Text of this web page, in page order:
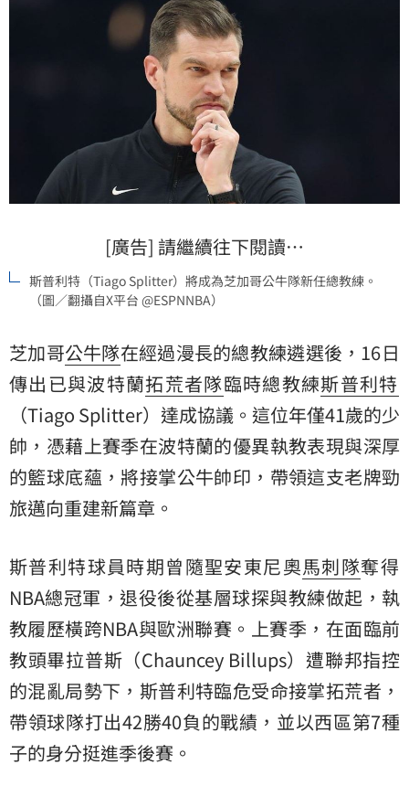
[廣告] 請繼續往下閱讀…
斯普利特（Tiago Splitter）將成為芝加哥公牛隊新任總教練。
（圖／翻攝自X平台 @ESPNNBA）
芝加哥公牛隊在經過漫長的總教練遴選後，16日
傳出已與波特蘭拓荒者隊臨時總教練斯普利特
（Tiago Splitter）達成協議。這位年僅41歲的少
帥，憑藉上賽季在波特蘭的優異執教表現與深厚
的籃球底蘊，將接掌公牛帥印，帶領這支老牌勁
旅邁向重建新篇章。
斯普利特球員時期曾隨聖安東尼奧馬刺隊奪得
NBA總冠軍，退役後從基層球探與教練做起，執
教履歷橫跨NBA與歐洲聯賽。上賽季，在面臨前
教頭畢拉普斯（Chauncey Billups）遭聯邦指控
的混亂局勢下，斯普利特臨危受命接掌拓荒者，
帶領球隊打出42勝40負的戰績，並以西區第7種
子的身分挺進季後賽。